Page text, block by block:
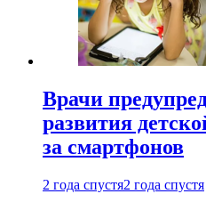
Врачи
развития
за смартфонов
2 года спустя2 года спустя